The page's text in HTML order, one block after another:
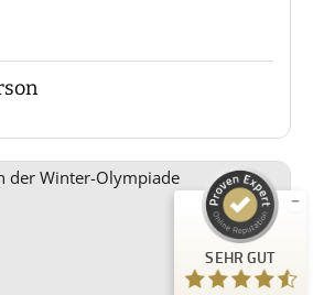
SEHR GUT
Kundenbewertungen und Erfahrungen zu
96
%
Empfehlungen auf
ProvenExpert.com
4,66
/
5,00
Bewertungen auf ProvenExpert.com